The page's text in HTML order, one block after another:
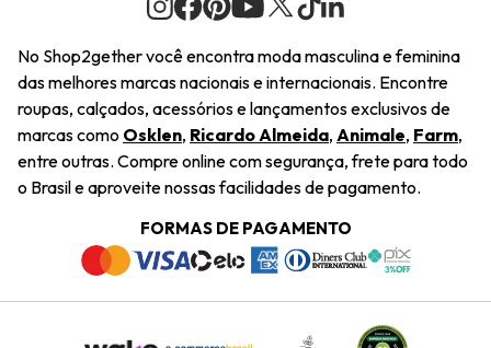
Saiu na Mídia
Sustentabilidade
Navegando
Termos e Condições
Trabalhe Conosco
Regulamento e Promoções
Wishlist
Condições Gerais
Troca Fácil
Restituição de Pagamento
Dúvidas Frequentes
Termos e Condições
Política de Privacidade
No Shop2gether você encontra moda masculina e feminina
das melhores marcas nacionais e internacionais. Encontre
roupas, calçados, acessórios e lançamentos exclusivos de
marcas como Osklen, Ricardo Almeida, Animale, Farm,
entre outras. Compre online com segurança, frete para todo
o Brasil e aproveite nossas facilidades de pagamento.
FORMAS DE PAGAMENTO